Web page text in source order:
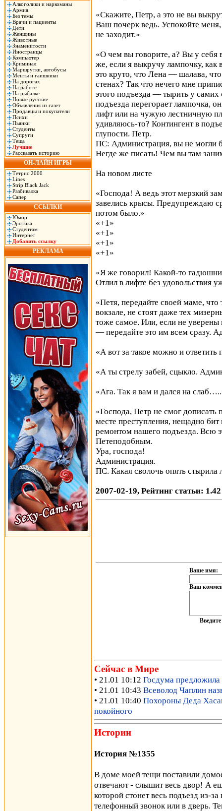
Алкоголики и наркоманы
Армия
Без темы
Врачи и пациенты
Дети
Женщины
Животные
Знаменитости
Иностранцы
Компьютер
Криминал
Маршрутки, автобусы
Менты и гаишники
На дорогах
На работе
На рыбалке
Новые русские
Объявления из газет
Продавцы и покупатели
Психи
Пьянки
Студенты
Супруги
Теща
Лучшие
Рассказать историю
ОН-ЛАЙН ИГРЫ
Тетрис 2000
Lines
Strip Black Jack
Разбивалка
Сапер
ССЫЛКИ
Юмор
Эротика
Студентам
Интернет
Добавить ссылку
РЕКЛАМА
«Скажите, Петр, а это не вы
Ваш почерк ведь. Успокойте
не заходит.»
«О чем вы говорите, а? Вы у себя
же, если я выкручу лампочку,
это круто, что Лена — шалава,
стенах? Так что нечего мне
этого подъезда — тырить у самих
подъезда перегорает лампочка,
лифт или на чужую лестничную
удивляюсь-то? Контингент в
глупости. Петр.
ПС: Администрация, вы не могли
Негде же писать! Чем вы там
На новом листе
«Господа! А ведь этот мерзкий
завелись крысы. Предупреждаю
потом было.»
«+1»
«+1»
«+1»
«+1»
«Я же говорил! Какой-то
Отлил в лифте без удовольствия
«Петя, передайте своей маме, что
вокзале, не стоят даже тех
тоже самое. Или, если не
— передайте это им всем сразу.
«А вот за такое можно и ответить
«А ты стрелу забей, сцыкло.
«Ага. Так я вам и дался на
«Господа, Петр не смог
месте преступления, нещадно
ремонтом нашего подъезда. Всю
Петеподобным.
Ура, господа!
Администрация.
ПС. Какая сволочь опять стырила
2007-02-19, Рейтинг статьи:
Ваше имя:
Ваш
Сейчас в Мире
• 21.01 10:12 Госдума предложила
• 21.01 10:43 Всеволод Чаплин
• 21.01 10:40 Похороны Деда
покойного
Истории
История №1355
В доме моей тещи поставили
отвечают - слышит весь двор! А
которой стонет весь подъезд из-
телефонный звонок или в дверь.